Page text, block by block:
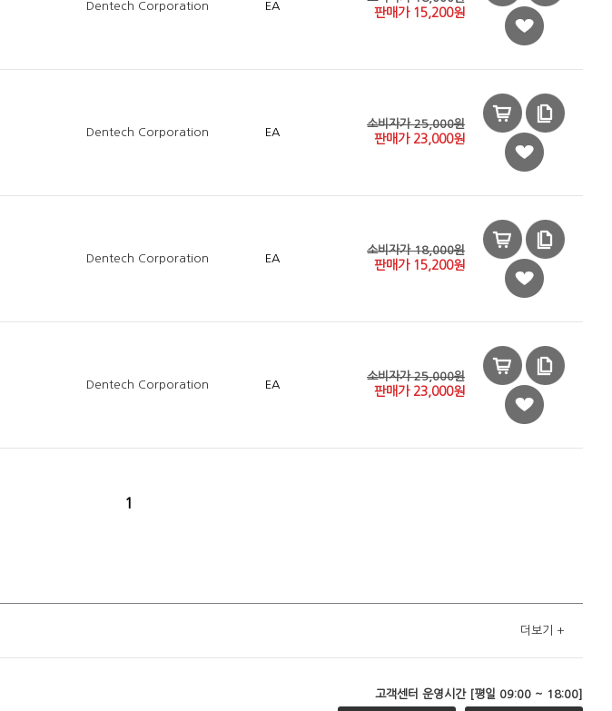
Dentech Corporation EA
판매가 15,200원
Dentech Corporation EA
소비자가 25,000원
판매가 23,000원
Dentech Corporation EA
소비자가 18,000원
판매가 15,200원
Dentech Corporation EA
소비자가 25,000원
판매가 23,000원
1
더보기 +
고객센터 운영시간 [평일 09:00 ~ 18:00]